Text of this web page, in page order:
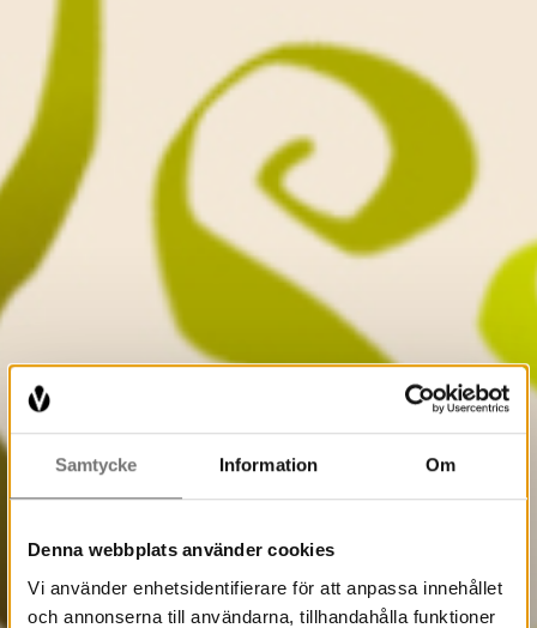
Samtycke Information Om
Denna webbplats använder cookies
Vi använder enhetsidentifierare för att anpassa innehållet
och annonserna till användarna, tillhandahålla funktioner